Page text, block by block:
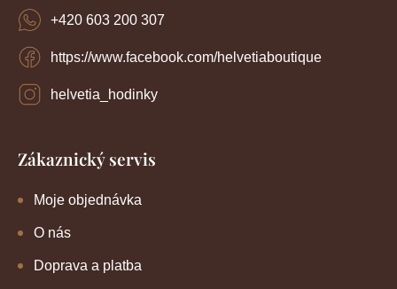
https://www.facebook.com/helvetiaboutique
helvetia_hodinky
+420 603 200 307
Zákaznický servis
Moje objednávka
O nás
Doprava a platba